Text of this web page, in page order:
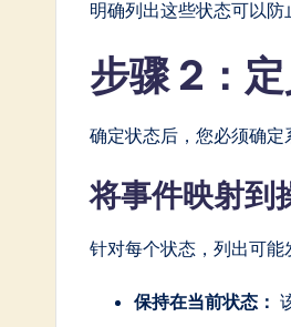
In
明确列出这些状态可以防
步骤 2：
确定状态后，您必须确定
将事件映射到
针对每个状态，列出可能
保持在当前状态：